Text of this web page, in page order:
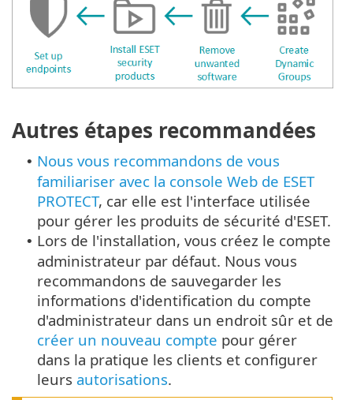
Autres étapes recommandées
• Nous vous recommandons de vous
familiariser avec la console Web de ESET
PROTECT, car elle est l'interface utilisée
pour gérer les produits de sécurité d'ESET.
• Lors de l'installation, vous créez le compte
administrateur par défaut. Nous vous
recommandons de sauvegarder les
informations d'identification du compte
d'administrateur dans un endroit sûr et de
créer un nouveau compte pour gérer
dans la pratique les clients et configurer
leurs autorisations.